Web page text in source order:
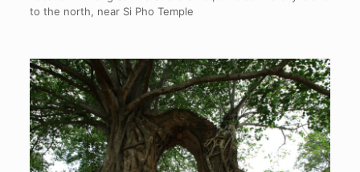
to the north, near Si Pho Temple